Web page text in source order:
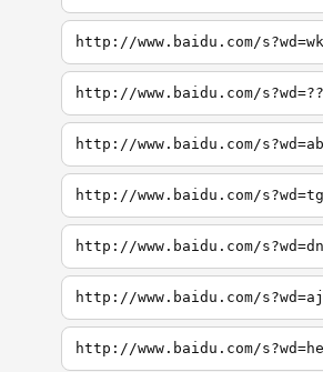
http://www.baidu.com/s?wd=wk
http://www.baidu.com/s?wd=??
http://www.baidu.com/s?wd=ab
http://www.baidu.com/s?wd=tg
http://www.baidu.com/s?wd=dn
http://www.baidu.com/s?wd=aj
http://www.baidu.com/